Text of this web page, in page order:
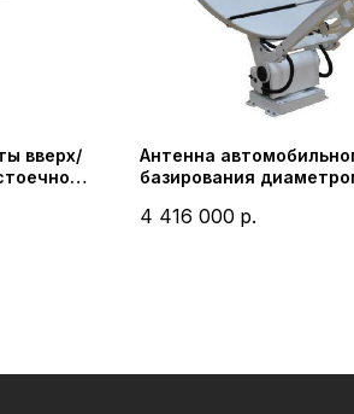
вверх/
Антенна
базирования
4 416 000 р.